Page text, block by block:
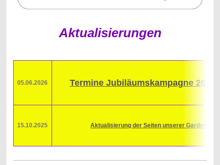
Aktualisierungen
05.06.2026 Termine Jubiläumskampagne 2026/
15.10.2025 Aktualisierung der Seiten unserer Garden